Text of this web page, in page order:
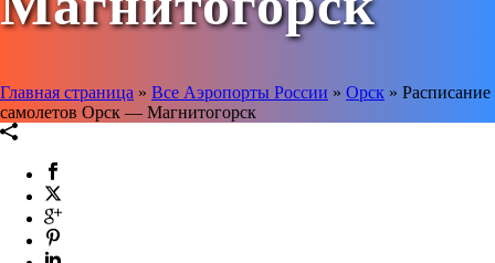
Главная страница » Все Аэропорты России » Орск » Расписание
самолетов Орск — Магнитогорск